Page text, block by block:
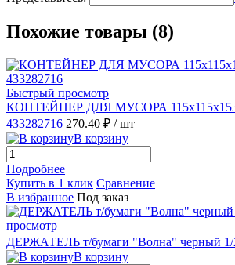
Похожие товары (8)
Быстрый просмотр
КОНТЕЙНЕР ДЛЯ МУСОРА
433282716 270.40 ₽ / шт
В корзину
Подробнее
Купить в 1 клик Сравнение
В избранное Под заказ
просмотр
ДЕРЖАТЕЛЬ т/бумаги "Волна" черный 1/
В корзину